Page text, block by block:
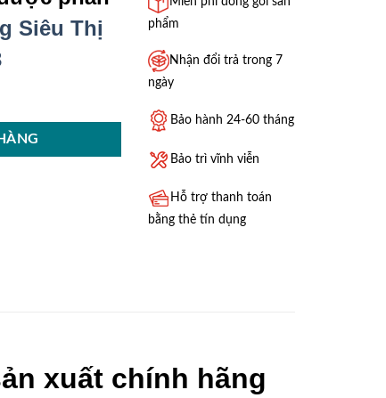
Siêu Thị
phẩm
Nhận đổi trả trong 7
ngày
Bảo hành 24-60 tháng
Bảo trì vĩnh viễn
Hỗ trợ thanh toán
bằng thẻ tín dụng
xuất chính hãng